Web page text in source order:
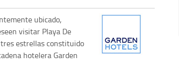
ubicado,
visitar Playa De
estrellas constituido
hotelera Garden